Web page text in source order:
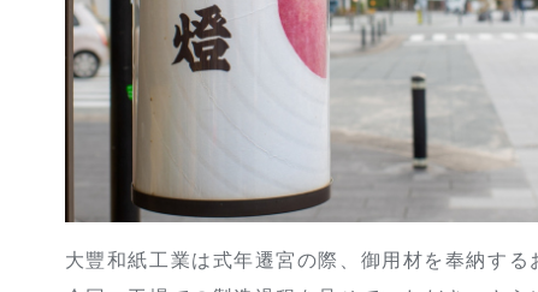
大豐和紙工業は式年遷宮の際、御用材を奉納す